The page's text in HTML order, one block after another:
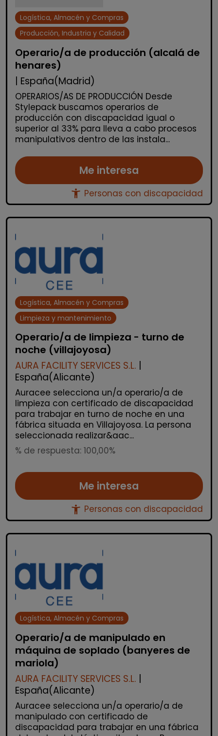
Logística, Almacén y Compras
Producción, Industria y Calidad
Operario/a de producción (alcalá de
henares)
| España(Madrid)
OPERARIOS/AS DE PRODUCCIÓN Desde
Stylepack buscamos operarios de
producción con discapacidad igual o
superior al 33% para lleva a cabo procesos
manipulativos dentro de las instala...
Me interesa
accessibility_new Personas con discapacidad
Logística, Almacén y Compras
Limpieza y mantenimiento
Operario/a de limpieza - turno de
noche (villajoyosa)
AURA FACILITY SERVICES S.L.
España(Alicante)
Auracee selecciona un/a operario/a de
limpieza con certificado de discapacidad
para trabajar en turno de noche en una
fábrica situada en Villajoyosa. La persona
seleccionada realizar&aac...
% de respuesta: 100,00%
Me interesa
accessibility_new Personas con discapacidad
Logística, Almacén y Compras
Operario/a de manipulado en
máquina de soplado (banyeres de
mariola)
AURA FACILITY SERVICES S.L.
España(Alicante)
Auracee selecciona un/a operario/a de
manipulado con certificado de
discapacidad para trabajar en una fábrica